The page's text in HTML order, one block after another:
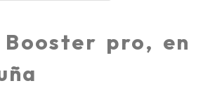
Booster pro, en